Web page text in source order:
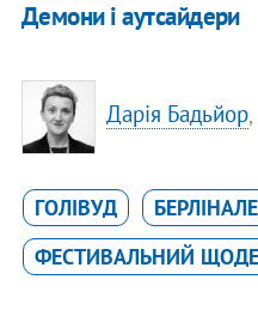
Демони і аутсайдери
Дарія Бадьйор
ГОЛІВУД
БЕРЛІНАЛЕ
ФЕСТИВАЛЬНИЙ